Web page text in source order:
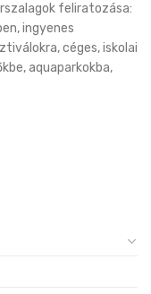
feliratozása:
ingyenes
céges, iskolai
aquaparkokba,